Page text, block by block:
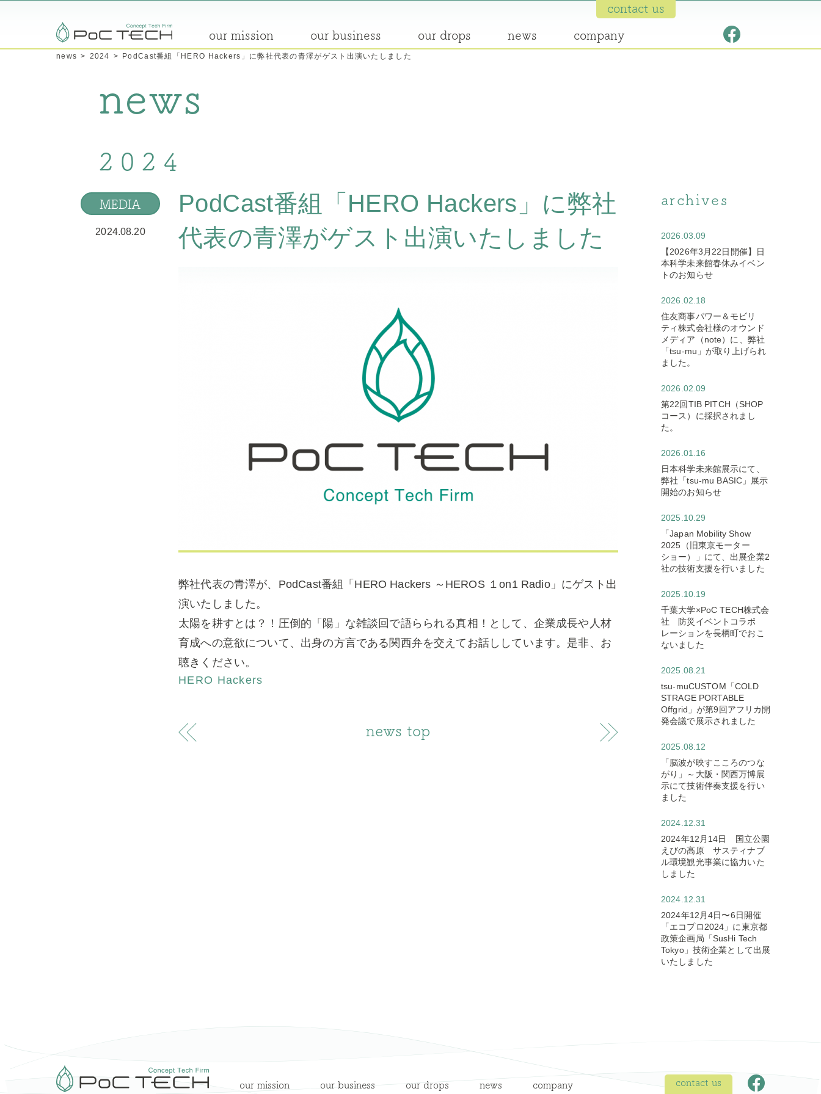
our mission our business our drops news company
contact us
news 2024 PodCast番組「HERO Hackers」に弊社代表の青澤がゲスト出演いたしました
news
2024
MEDIA
2024.08.20
PodCast番組「HERO Hackers」に弊社
代表の青澤がゲスト出演いたしました
弊社代表の青澤が、PodCast番組「HERO Hackers ～HEROS １on1 Radio」にゲスト出
演いたしました。
太陽を耕すとは？！圧倒的「陽」な雑談回で語らられる真相！として、企業成長や人材
育成への意欲について、出身の方言である関西弁を交えてお話ししています。是非、お
聴きください。
HERO Hackers
news top
archives
2026.03.09
【2026年3月22日開催】日
本科学未来館春休みイベン
トのお知らせ
2026.02.18
住友商事パワー＆モビリ
ティ株式会社様のオウンド
メディア（note）に、弊社
「tsu-mu」が取り上げられ
ました。
2026.02.09
第22回TIB PITCH（SHOP
コース）に採択されまし
た。
2026.01.16
日本科学未来館展示にて、
弊社「tsu-mu BASIC」展示
開始のお知らせ
2025.10.29
「Japan Mobility Show
2025（旧東京モーター
ショー）」にて、出展企業2
社の技術支援を行いました
2025.10.19
千葉大学×PoC TECH株式会
社 防災イベントコラボ
レーションを長柄町でおこ
ないました
2025.08.21
tsu-muCUSTOM「COLD
STRAGE PORTABLE
Offgrid」が第9回アフリカ開
発会議で展示されました
2025.08.12
「脳波が映すこころのつな
がり」～大阪・関西万博展
示にて技術伴奏支援を行い
ました
2024.12.31
2024年12月14日 国立公園
えびの高原 サスティナブ
ル環境観光事業に協力いた
しました
2024.12.31
2024年12月4日〜6日開催
「エコプロ2024」に東京都
政策企画局「SusHi Tech
Tokyo」技術企業として出展
いたしました
our mission our business our drops news company contact us